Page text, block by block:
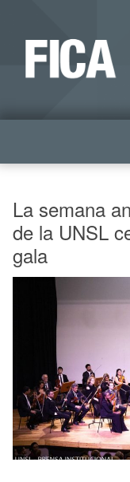
La semana
de la UNSL
gala